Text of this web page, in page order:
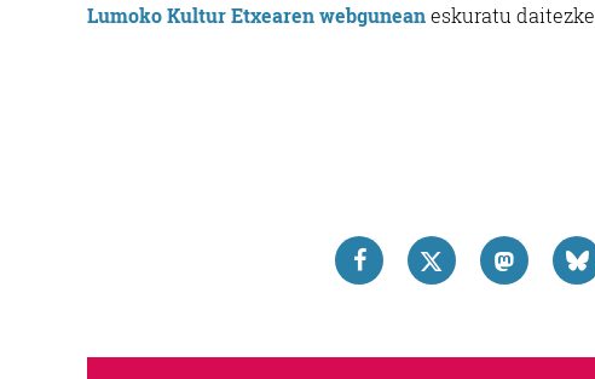
Lumoko Kultur Etxearen webguneaneskuratu daitezke.